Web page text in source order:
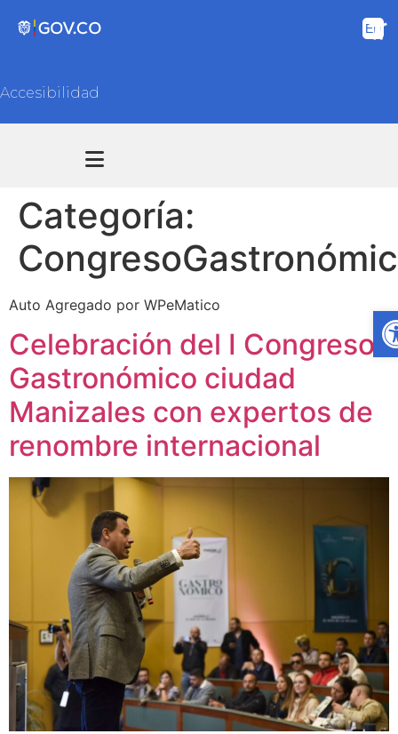
Accesibilidad
Categoría:
Auto Agregado por WPeMatico
Celebración del I Congreso
Gastronómico ciudad
Manizales con expertos de
renombre internacional